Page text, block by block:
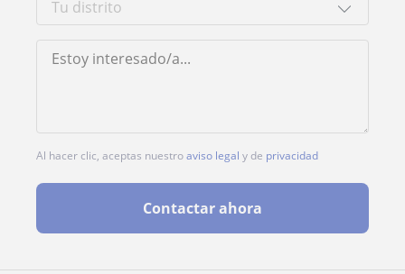
Al hacer clic, aceptas nuestroaviso legal y de privacidad
Contactar ahora